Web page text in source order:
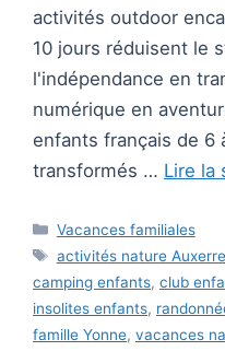
activités outdoor
10 jours réduisent le
l'indépendance en
numérique en
enfants français de 6
transformés … Lire la
Catégories
Vacances familiales
Étiquettes
activités nature Auxerre
camping enfants, club
insolites enfants,
famille Yonne, vacances